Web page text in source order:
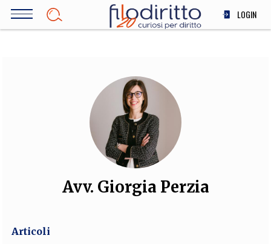
Salta
LOGIN
SOCIETÀ
MEDICINA
SCIENZA
STORIA E FILOSOFIA
INNOVAZIONE
ALTRO
FILODIRITTO
Avv. Giorgia Perzia
Articoli